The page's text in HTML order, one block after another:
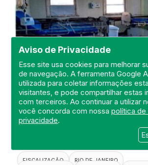
Aviso de Privacidade
Esse site usa cookies para melhorar
de navegação. A ferramenta Google
utilizada para coletar informações
visitantes, e pode compartilhar estas
com terceiros. Ao continuar a utilizar
você concorda com nossapolítica de
privacidade.
Visita de Fiscalização no
Estadual Carlos Chagas
DEFIS
FISCALIZAÇÃO RIO DE JANEIRO